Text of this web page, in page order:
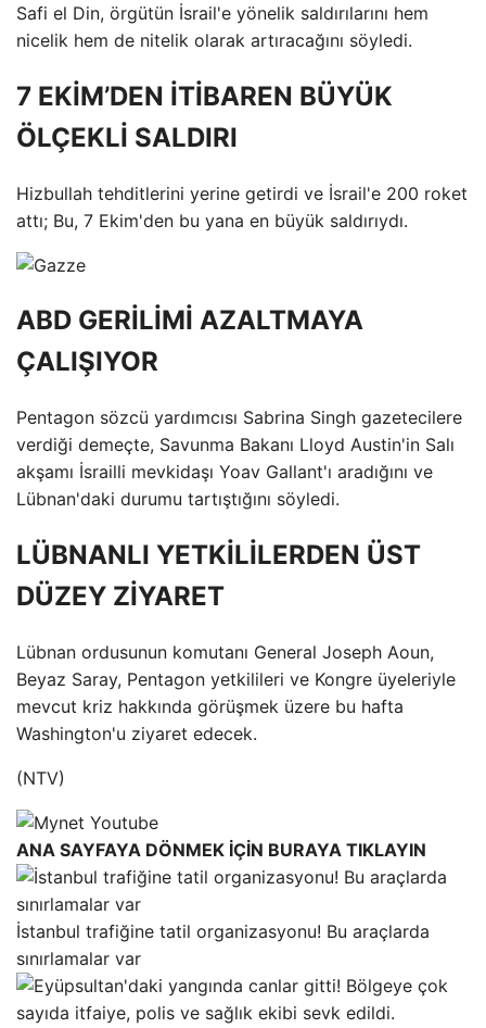
Safi el Din, örgütün İsrail'e yönelik saldırılarını hem
nicelik hem de nitelik olarak artıracağını söyledi.
7 EKİM’DEN İTİBAREN BÜYÜK
ÖLÇEKLİ SALDIRI
Hizbullah tehditlerini yerine getirdi ve İsrail'e 200 roket
attı; Bu, 7 Ekim'den bu yana en büyük saldırıydı.
ABD GERİLİMİ AZALTMAYA
ÇALIŞIYOR
Pentagon sözcü yardımcısı Sabrina Singh gazetecilere
verdiği demeçte, Savunma Bakanı Lloyd Austin'in Salı
akşamı İsrailli mevkidaşı Yoav Gallant'ı aradığını ve
Lübnan'daki durumu tartıştığını söyledi.
LÜBNANLI YETKİLİLERDEN ÜST
DÜZEY ZİYARET
Lübnan ordusunun komutanı General Joseph Aoun,
Beyaz Saray, Pentagon yetkilileri ve Kongre üyeleriyle
mevcut kriz hakkında görüşmek üzere bu hafta
Washington'u ziyaret edecek.
(NTV)
ANA SAYFAYA DÖNMEK İÇİN BURAYA TIKLAYIN
İstanbul trafiğine tatil organizasyonu! Bu araçlarda
sınırlamalar var